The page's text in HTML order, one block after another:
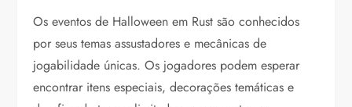
Os eventos de Halloween em Rust são conhecidos
por seus temas assustadores e mecânicas de
jogabilidade únicas. Os jogadores podem esperar
encontrar itens especiais, decorações temáticas e